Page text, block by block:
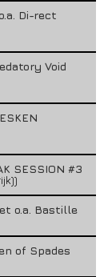
Di-rect
Void
SESSION #3
o.a. Bastille
of Spades